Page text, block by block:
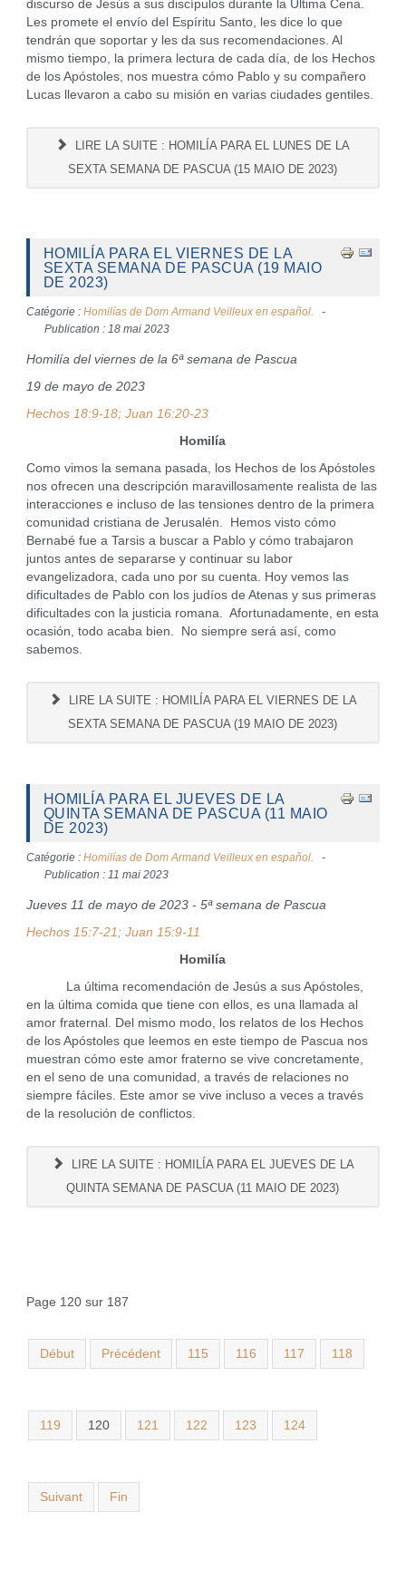
discurso de Jesús a sus discípulos durante la Última Cena.
Les promete el envío del Espíritu Santo, les dice lo que
tendrán que soportar y les da sus recomendaciones. Al
mismo tiempo, la primera lectura de cada día, de los Hechos
de los Apóstoles, nos muestra cómo Pablo y su compañero
Lucas llevaron a cabo su misión en varias ciudades gentiles.
LIRE LA SUITE : HOMILÍA PARA EL LUNES DE LA
SEXTA SEMANA DE PASCUA (15 MAIO DE 2023)
HOMILÍA PARA EL VIERNES DE LA
SEXTA SEMANA DE PASCUA (19 MAIO
DE 2023)
Catégorie : Homilías de Dom Armand Veilleux en español.
Publication : 18 mai 2023
Homilía del viernes de la 6ª semana de Pascua
19 de mayo de 2023
Hechos 18:9-18; Juan 16:20-23
Homilía
Como vimos la semana pasada, los Hechos de los Apóstoles
nos ofrecen una descripción maravillosamente realista de las
interacciones e incluso de las tensiones dentro de la primera
comunidad cristiana de Jerusalén. Hemos visto cómo
Bernabé fue a Tarsis a buscar a Pablo y cómo trabajaron
juntos antes de separarse y continuar su labor
evangelizadora, cada uno por su cuenta. Hoy vemos las
dificultades de Pablo con los judíos de Atenas y sus primeras
dificultades con la justicia romana. Afortunadamente, en esta
ocasión, todo acaba bien. No siempre será así, como
sabemos.
LIRE LA SUITE : HOMILÍA PARA EL VIERNES DE LA
SEXTA SEMANA DE PASCUA (19 MAIO DE 2023)
HOMILÍA PARA EL JUEVES DE LA
QUINTA SEMANA DE PASCUA (11 MAIO
DE 2023)
Catégorie : Homilías de Dom Armand Veilleux en español.
Publication : 11 mai 2023
Jueves 11 de mayo de 2023 - 5ª semana de Pascua
Hechos 15:7-21; Juan 15:9-11
Homilía
La última recomendación de Jesús a sus Apóstoles,
en la última comida que tiene con ellos, es una llamada al
amor fraternal. Del mismo modo, los relatos de los Hechos
de los Apóstoles que leemos en este tiempo de Pascua nos
muestran cómo este amor fraterno se vive concretamente,
en el seno de una comunidad, a través de relaciones no
siempre fáciles. Este amor se vive incluso a veces a través
de la resolución de conflictos.
LIRE LA SUITE : HOMILÍA PARA EL JUEVES DE LA
QUINTA SEMANA DE PASCUA (11 MAIO DE 2023)
Page 120 sur 187
Début Précédent 115 116 117 118
119 120 121 122 123 124
Suivant Fin